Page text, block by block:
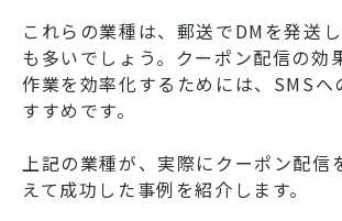
これらの業種は、郵送でDMを発送
も多いでしょう。クーポン配信の効
作業を効率化するためには、SMSへ
すすめです。
上記の業種が、実際にクーポン配信
えて成功した事例を紹介します。